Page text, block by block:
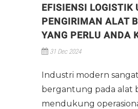
EFISIENSI LOGISTIK
PENGIRIMAN ALAT
YANG PERLU ANDA
31 Dec 2024
Industri modern sangat
bergantung pada alat
mendukung